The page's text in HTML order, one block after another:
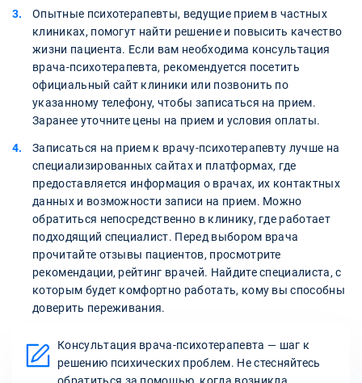
Опытные психотерапевты, ведущие прием в частных
клиниках, помогут найти решение и повысить качество
жизни пациента. Если вам необходима консультация
врача-психотерапевта, рекомендуется посетить
официальный сайт клиники или позвонить по
указанному телефону, чтобы записаться на прием.
Заранее уточните цены на прием и условия оплаты.
Записаться на прием к врачу-психотерапевту лучше на
специализированных сайтах и платформах, где
предоставляется информация о врачах, их контактных
данных и возможности записи на прием. Можно
обратиться непосредственно в клинику, где работает
подходящий специалист. Перед выбором врача
прочитайте отзывы пациентов, просмотрите
рекомендации, рейтинг врачей. Найдите специалиста, с
которым будет комфортно работать, кому вы способны
доверить переживания.
Консультация врача-психотерапевта — шаг к
решению психических проблем. Не стесняйтесь